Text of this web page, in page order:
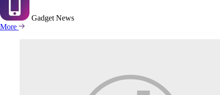
Gadget News
More